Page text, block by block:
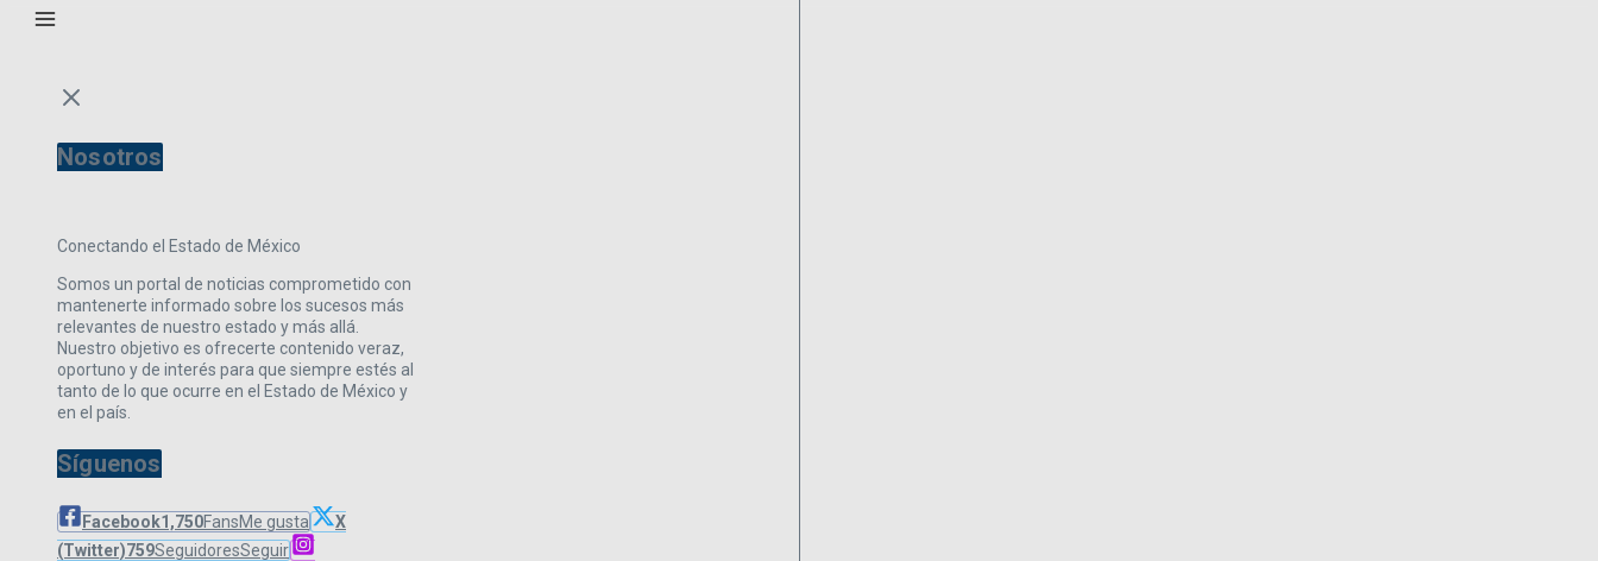
Nosotros
Conectando el Estado de México
Somos un portal de noticias comprometido con
mantenerte informado sobre los sucesos más
relevantes de nuestro estado y más allá.
Nuestro objetivo es ofrecerte contenido veraz,
oportuno y de interés para que siempre estés al
tanto de lo que ocurre en el Estado de México y
en el país.
Síguenos
Facebook1,750FansMe gusta
X
(Twitter)759SeguidoresSeguir